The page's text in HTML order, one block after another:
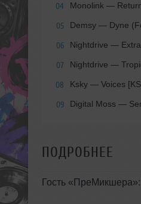
04 Monolink —
05 Demsy — Dyne
06 Nightdrive — Extra
07 Nightdrive —
08 Ksky — Voices
09 Digital Moss —
ПОДРОБНЕЕ
Гость